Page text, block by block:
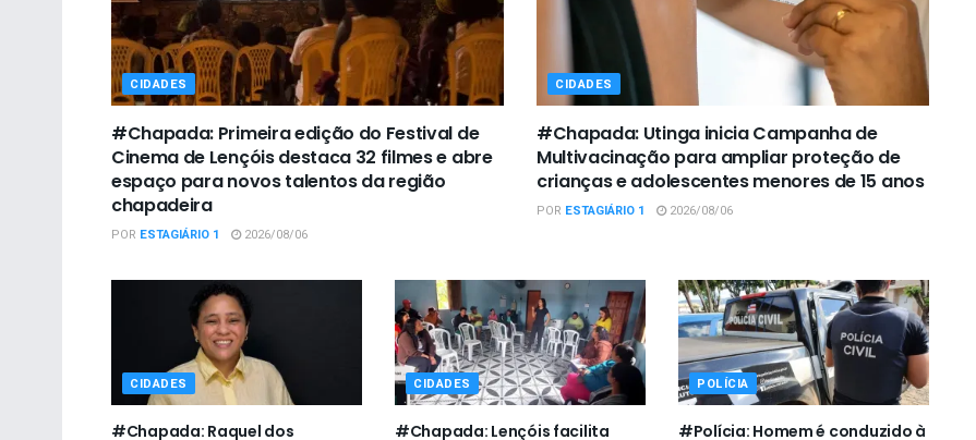
CIDADES
#Chapada: Primeira edição do Festival de
Cinema de Lençóis destaca 32 filmes e abre
espaço para novos talentos da região
chapadeira
POR ESTAGIÁRIO 1 2026/08/06
CIDADES
#Chapada: Utinga inicia Campanha de
Multivacinação para ampliar proteção de
crianças e adolescentes menores de 15 anos
POR ESTAGIÁRIO 1 2026/08/06
CIDADES
#Chapada: Raquel dos
CIDADES
#Chapada: Lençóis facilita
POLÍCIA
#Polícia: Homem é conduzido à